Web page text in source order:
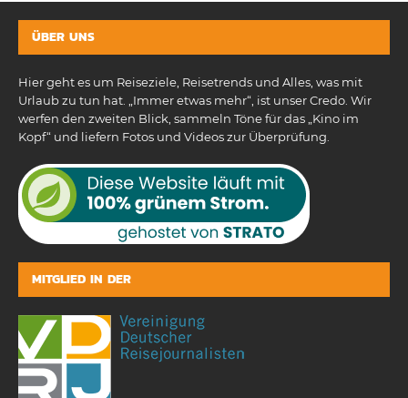
ÜBER UNS
Hier geht es um Reiseziele, Reisetrends und Alles, was mit
Urlaub zu tun hat. „Immer etwas mehr“, ist unser Credo. Wir
werfen den zweiten Blick, sammeln Töne für das „Kino im
Kopf“ und liefern Fotos und Videos zur Überprüfung.
MITGLIED IN DER